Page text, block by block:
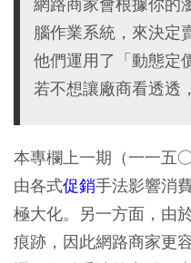
腦作業系統，來決定
他們運用了「動態定
若不想讓廠商看透透
本專欄上一期（一一五
由各式促銷手法影響消
極大化。另一方面，由
痕跡 ，因此網路商家更